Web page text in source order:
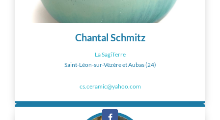
Chantal Schmitz
La SagiTerre
Saint-Léon-sur-Vézère et Aubas (24)
cs.ceramic@yahoo.com